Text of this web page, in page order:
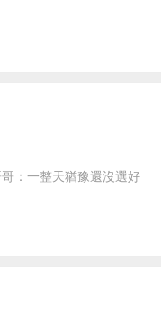
：一整天猶豫還沒選好